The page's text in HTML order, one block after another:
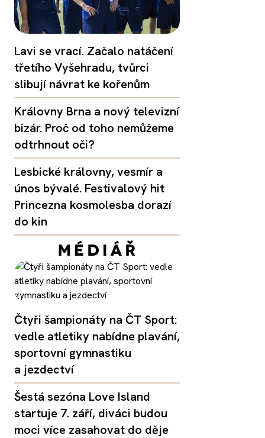
Lavi se vrací. Začalo natáčení
třetího Vyšehradu, tvůrci
slibují návrat ke kořenům
Královny Brna a nový televizní
bizár. Proč od toho nemůžeme
odtrhnout oči?
Lesbické královny, vesmír a
únos bývalé. Festivalový hit
Princezna kosmolesba dorazí
do kin
Čtyři šampionáty na ČT Sport:
vedle atletiky nabídne plavání,
sportovní gymnastiku
a jezdectví
Šestá sezóna Love Island
startuje 7. září, diváci budou
moci více zasahovat do děje